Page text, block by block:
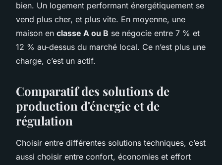
bien. Un logement performant énergétiquement se
vend plus cher, et plus vite. En moyenne, une
maison en classe A ou B se négocie entre 7 % et
12 % au-dessus du marché local. Ce n’est plus une
charge, c’est un actif.
Comparatif des solutions de
production d'énergie et de
régulation
Choisir entre différentes solutions techniques, c’est
aussi choisir entre confort, économies et effort